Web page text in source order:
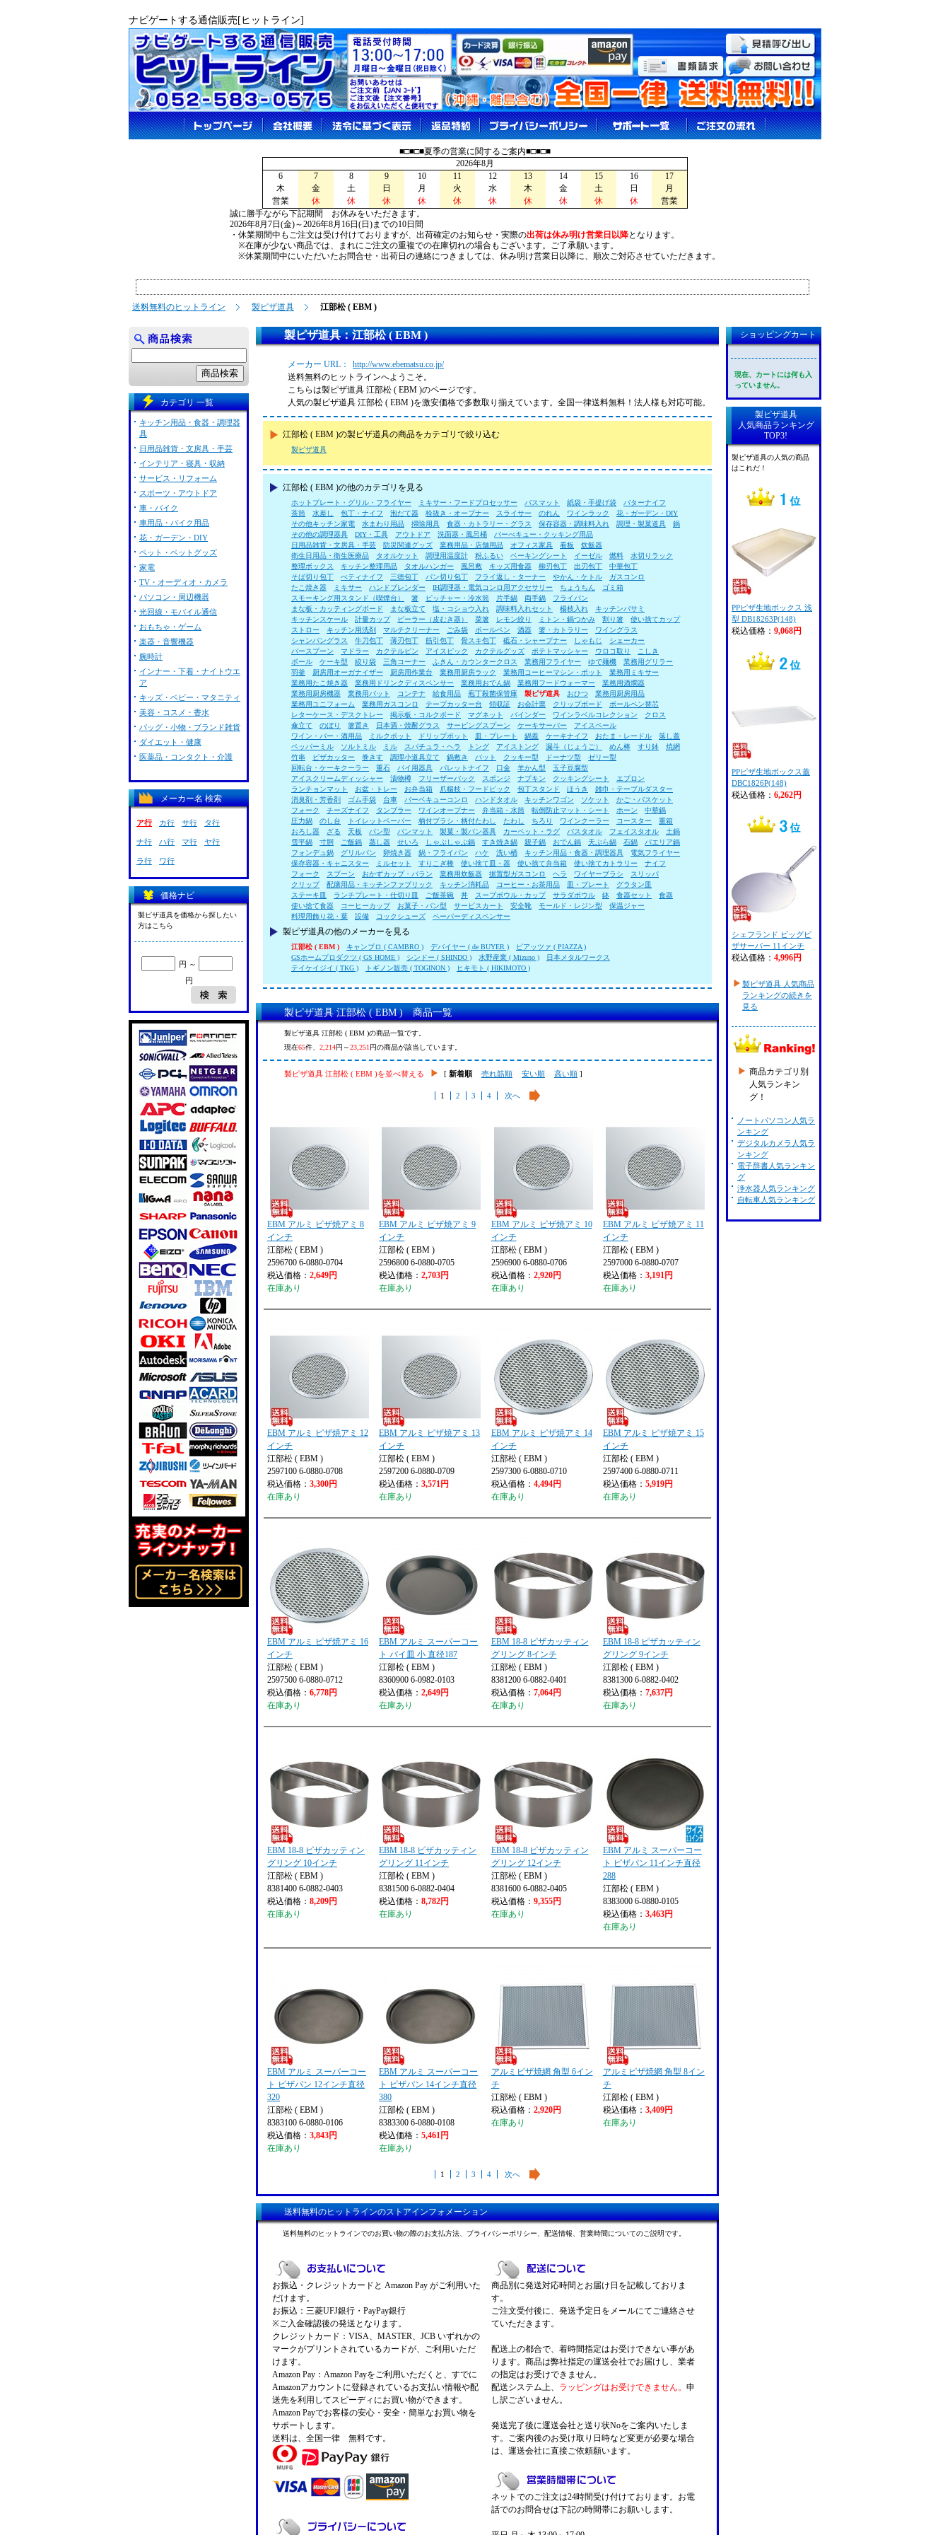
ナビゲートする通信販売[ヒットライン]
■□■□■夏季の営業に関するご案内■□■□■
2026年8月
6
7 8 9 10 11 12 13 14 15 16
17
木
金 土 日 月 火 水 木 金 土 日
月
営業
休 休 休 休 休 休 休 休 休 休
営業
誠に勝手ながら下記期間 お休みをいただきます。
2026年8月7日(金)～2026年8月16日(日)までの10日間
・休業期間中もご注文は受け付けておりますが、出荷確定のお知らせ・実際の出荷は休み明け営業日以降となります。
※在庫が少ない商品では、まれにご注文の重複での在庫切れの場合もございます。ご了承願います。
※休業期間中にいただいたお問合せ・出荷日の連絡につきましては、休み明け営業日以降に、順次ご対応させていただきます。
送料無料のヒットライン 製ピザ道具 江部松 ( EBM )
製ピザ道具：江部松 ( EBM )
メーカー URL：
http://www.ebematsu.co.jp/
送料無料のヒットラインへようこそ。
こちらは製ピザ道具 江部松 ( EBM )のページです。
人気の製ピザ道具 江部松 ( EBM )を激安価格で多数取り揃えています。全国一律送料無料！法人様も対応可能。
江部松 ( EBM )の製ピザ道具の商品をカテゴリで絞り込む
製ピザ道具
江部松 ( EBM )の他のカテゴリを見る
ホットプレート・グリル・フライヤー ミキサー・フードプロセッサー バスマット 紙袋・手提げ袋
バターナイフ
茶筒
水差し 包丁・ナイフ 泡だて器 栓抜き・オープナー スライサー のれん ワインラック
花・ガーデン・DIY
その他キッチン家電
水まわり用品 掃除用具 食器・カトラリー・グラス 保存容器・調味料入れ 調理・製菓道具
鍋
その他の調理器具
DIY・工具 アウトドア 洗面器・風呂桶
バーべキュー・クッキング用品
日用品雑貨・文房具・手芸
防災関連グッズ 業務用品・店舗用品 オフィス家具 看板
炊飯器
衛生日用品・衛生医療品
タオルケット 調理用温度計 粉ふるい ベーキングシート イーゼル 燃料
水切りラック
整理ボックス
キッチン整理用品 タオルハンガー 風呂敷 キッズ用食器 柳刃包丁 出刃包丁
中華包丁
そば切り包丁
ぺティナイフ 三徳包丁 パン切り包丁 フライ返し・ターナー やかん・ケトル
ガスコンロ
たこ焼き器
ミキサー ハンドブレンダー IH調理器・電気コンロ用アクセサリー ちょうちん
ゴミ箱
スモーキング用スタンド（喫煙台）
箸 ピッチャー・冷水筒 片手鍋 両手鍋
フライパン
まな板・カッティングボード
まな板立て 塩・コショウ入れ 調味料入れセット 楊枝入れ
キッチンバサミ
キッチンスケール
計量カップ ピーラー（皮むき器） 菜箸 レモン絞り ミトン・鍋つかみ 割り箸
使い捨てカップ
ストロー
キッチン用洗剤 マルチクリーナー ごみ袋 ボールペン 酒器 箸・カトラリー
ワイングラス
シャンパングラス
牛刀包丁 薄刃包丁 筋引包丁 骨スキ包丁 砥石・シャープナー しゃもじ
シェーカー
バースプーン
マドラー カクテルピン アイスピック カクテルグッズ ポテトマッシャー ウロコ取り
こしき
ボール
ケーキ型 絞り袋 三角コーナー ふきん・カウンタークロス 業務用フライヤー ゆで麺機
業務用グリラー
羽釜
厨房用オーガナイザー 厨房用作業台 業務用厨房ラック 業務用コーヒーマシン・ポット
業務用ミキサー
業務用たこ焼き器
業務用ドリンクディスペンサー 業務用おでん鍋 業務用フードウォーマー
業務用酒燗器
業務用厨房機器
業務用バット コンテナ 給食用品 庖丁殺菌保管庫 製ピザ道具 おひつ
業務用厨房用品
業務用ユニフォーム
業務用ガスコンロ テープカッター台 領収証 お会計票 クリップボード
ボールペン替芯
レターケース・デスクトレー
掲示板・コルクボード マグネット バインダー ワインラベルコレクション
クロス
傘立て
のぼり 箸置き 日本酒・焼酎グラス サービングスプーン ケーキサーバー
アイスペール
ワイン・バー・酒用品
ミルクポット ドリップポット 皿・プレート 鍋蓋 ケーキナイフ おたま・レードル
落し蓋
ペッパーミル
ソルトミル ミル スパチュラ・ヘラ トング アイストング 漏斗（じょうご） めん棒 すり鉢
焼網
竹串
ピザカッター 巻きす 調理小道具立て 鍋敷き バット クッキー型 ドーナツ型
ゼリー型
回転台・ケーキクーラー
重石 パイ用器具 パレットナイフ 口金 羊かん型
玉子豆腐型
アイスクリームディッシャー
漬物樽 フリーザーバック スポンジ ナプキン クッキングシート
エプロン
ランチョンマット
お盆・トレー お弁当箱 爪楊枝・フードピック 包丁スタンド ほうき
雑巾・テーブルダスター
消臭剤・芳香剤
ゴム手袋 台車 バーベキューコンロ ハンドタオル キッチンワゴン ソケット
かご・バスケット
フォーク
チーズナイフ タンブラー ワインオープナー 弁当箱・水筒 転倒防止マット・シート ホーン
中華鍋
圧力鍋
のし台 トイレットペーパー 柄付ブラシ・柄付たわし たわし ちろり ワインクーラー コースター
重箱
おろし器
ざる 天板 パン型 パンマット 製菓・製パン器具 カーペット・ラグ バスタオル フェイスタオル
土鍋
雪平鍋
寸胴 ご飯鍋 蒸し器 せいろ しゃぶしゃぶ鍋 すき焼き鍋 親子鍋 おでん鍋 天ぷら鍋 石鍋
パエリア鍋
フォンデュ鍋
グリルパン 卵焼き器 鍋・フライパン ハケ 洗い桶 キッチン用品・食器・調理器具
電気フライヤー
保存容器・キャニスター
ミルセット すりこぎ棒 使い捨て皿・器 使い捨て弁当箱 使い捨てカトラリー
ナイフ
フォーク
スプーン おかずカップ・バラン 業務用炊飯器 据置型ガスコンロ ヘラ ワイヤーブラシ
スリッパ
クリップ
配膳用品・キッチンファブリック キッチン消耗品 コーヒー・お茶用品 皿・プレート
グラタン皿
ステーキ皿
ランチプレート・仕切り皿 ご飯茶碗 丼 スープボウル・カップ サラダボウル 鉢 食器セット
食器
使い捨て食器
コーヒーカップ お菓子・パン型 サービスカート 安全靴 モールド・レジン型
保温ジャー
料理用飾り花・葉
設備 コックシューズ ペーパーディスペンサー
製ピザ道具の他のメーカーを見る
江部松 ( EBM ) キャンブロ ( CAMBRO ) デバイヤー ( de BUYER )
ピアッツァ ( PIAZZA )
GSホームプロダクツ ( GS HOME )
シンドー ( SHINDO ) 水野産業 ( Mizuno )
日本メタルワークス
テイケイジイ ( TKG )
トギノン販売 ( TOGINON ) ヒキモト ( HIKIMOTO )
製ピザ道具 江部松 ( EBM ) 商品一覧
製ピザ道具 江部松 ( EBM )の商品一覧です。
現在65件、 2,214円～23,251 円の商品が該当しています。
製ピザ道具 江部松 ( EBM )を並べ替える [ 新着順 売れ筋順 安い順 高い順 ]
1 2 3 4 次へ
EBM アルミ ピザ焼アミ 8
インチ
江部松 ( EBM )
2596700 6-0880-0704
税込価格： 2,649円
在庫あり
EBM アルミ ピザ焼アミ 9
インチ
江部松 ( EBM )
2596800 6-0880-0705
税込価格：2,703円
在庫あり
EBM アルミ ピザ焼アミ 10
インチ
江部松 ( EBM )
2596900 6-0880-0706
税込価格： 2,920円
在庫あり
EBM アルミ ピザ焼アミ 11
インチ
江部松 ( EBM )
2597000 6-0880-0707
税込価格： 3,191円
在庫あり
EBM アルミ ピザ焼アミ 12
インチ
江部松 ( EBM )
2597100 6-0880-0708
税込価格： 3,300円
在庫あり
EBM アルミ ピザ焼アミ 13
インチ
江部松 ( EBM )
2597200 6-0880-0709
税込価格：3,571円
在庫あり
EBM アルミ ピザ焼アミ 14
インチ
江部松 ( EBM )
2597300 6-0880-0710
税込価格： 4,494円
在庫あり
EBM アルミ ピザ焼アミ 15
インチ
江部松 ( EBM )
2597400 6-0880-0711
税込価格： 5,919円
在庫あり
EBM アルミ ピザ焼アミ 16
インチ
江部松 ( EBM )
2597500 6-0880-0712
税込価格： 6,778円
在庫あり
EBM アルミ スーパーコー
ト パイ皿 小 直径187
江部松 ( EBM )
8360900 6-0982-0103
税込価格：2,649円
在庫あり
EBM 18-8 ピザカッティン
グリング 8インチ
江部松 ( EBM )
8381200 6-0882-0401
税込価格： 7,064円
在庫あり
EBM 18-8 ピザカッティン
グリング 9インチ
江部松 ( EBM )
8381300 6-0882-0402
税込価格： 7,637円
在庫あり
EBM 18-8 ピザカッティン
グリング 10インチ
江部松 ( EBM )
8381400 6-0882-0403
税込価格： 8,209円
在庫あり
EBM 18-8 ピザカッティン
グリング 11インチ
江部松 ( EBM )
8381500 6-0882-0404
税込価格：8,782円
在庫あり
EBM 18-8 ピザカッティン
グリング 12インチ
江部松 ( EBM )
8381600 6-0882-0405
税込価格： 9,355円
在庫あり
EBM アルミ スーパーコー
ト ピザパン 11インチ直径
288
江部松 ( EBM )
8383000 6-0880-0105
税込価格： 3,463円
在庫あり
EBM アルミ スーパーコー
ト ピザパン 12インチ直径
320
江部松 ( EBM )
8383100 6-0880-0106
税込価格： 3,843円
在庫あり
EBM アルミ スーパーコー
ト ピザパン 14インチ直径
380
江部松 ( EBM )
8383300 6-0880-0108
税込価格：5,461円
在庫あり
アルミピザ焼網 角型 6イン
チ
江部松 ( EBM )
税込価格： 2,920円
在庫あり
アルミピザ焼網 角型 8イン
チ
江部松 ( EBM )
税込価格： 3,409円
在庫あり
1 2 3 4 次へ
送料無料のヒットラインのストアインフォメーション
送料無料のヒットラインでのお買い物の際のお支払方法、プライバシーポリシー、配送情報、営業時間についてのご説明です。
お振込・クレジットカードと Amazon Pay がご利用いた
だけます。
お振込：三菱UFJ銀行・PayPay銀行
※ご入金確認後の発送となります。
クレジットカード：VISA、MASTER、JCB いずれかの
マークがプリントされているカードが、ご利用いただ
けます。
Amazon Pay：Amazon Payをご利用いただくと、すでに
Amazonアカウントに登録されているお支払い情報や配
送先を利用してスピーディにお買い物ができます。
Amazon Payでお客様の安心・安全・簡単なお買い物を
サポートします。
送料は、全国一律 無料です。
商品別に発送対応時間とお届け日を記載しておりま
す。
ご注文受付後に、発送予定日をメールにてご連絡させ
ていただきます。
配送上の都合で、着時間指定はお受けできない事があ
ります。商品は弊社指定の運送会社でお届けし、業者
の指定はお受けできません。
配送システム上、
ラッピングはお受けできません。 申
し訳ございません。
発送完了後に運送会社と送り状Noをご案内いたしま
す。ご案内後のお受け取り日時など変更が必要な場合
は、運送会社に直接ご依頼願います。
ネットでのご注文は24時間受け付けております。お電
話でのお問合せは下記の時間帯にお願いします。
カテゴリ 一覧
キッチン用品・食器・調理器
具
日用品雑貨・文房具・手芸
インテリア・寝具・収納
サービス・リフォーム
スポーツ・アウトドア
車・バイク
車用品・バイク用品
花・ガーデン・DIY
ペット・ペットグッズ
家電
TV・オーディオ・カメラ
パソコン・周辺機器
光回線・モバイル通信
おもちゃ・ゲーム
楽器・音響機器
腕時計
インナー・下着・ナイトウエ
ア
キッズ・ベビー・マタニティ
美容・コスメ・香水
バッグ・小物・ブランド雑貨
ダイエット・健康
医薬品・コンタクト・介護
メーカー名 検索
ア行 カ行 サ行 タ行
ナ行 ハ行 マ行 ヤ行
ラ行 ワ行
価格ナビ
製ピザ道具を価格から探したい
方はこちら
円 ～
円
ショッピングカート
現在、カートには何も入
っていません。
製ピザ道具
人気商品ランキング
TOP3!
製ピザ道具の人気の商品
はこれだ！
PPピザ生地ボックス 浅
型 DB18263P(148)
税込価格： 9,068円
PPピザ生地ボックス蓋
DBC1826P(148)
税込価格： 6,262円
シェフランド ビッグピ
ザサーバー 11インチ
税込価格： 4,996円
製ピザ道具 人気商品
ランキングの続きを
見る
商品カテゴリ別
人気ランキン
グ！
ノートパソコン人気ラ
ンキング
デジタルカメラ人気ラ
ンキング
電子辞書人気ランキン
グ
浄水器人気ランキング
自転車人気ランキング